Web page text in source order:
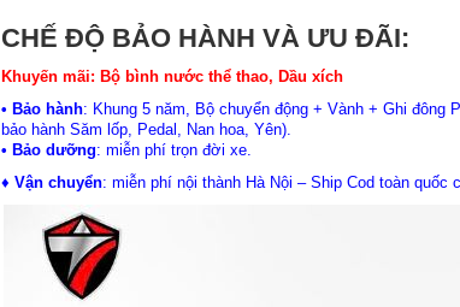
CHẾ ĐỘ BẢO HÀNH VÀ ƯU ĐÃI:
Khuyến mãi: Bộ bình nước thể thao, Dầu xích
• Bảo hành: Khung 5 năm, Bộ chuyển động + Vành + Ghi đông
bảo hành Săm lốp, Pedal, Nan hoa, Yên).
• Bảo dưỡng: miễn phí trọn đời xe.
♦ Vận chuyển: miễn phí nội thành Hà Nội – Ship Cod toàn quốc